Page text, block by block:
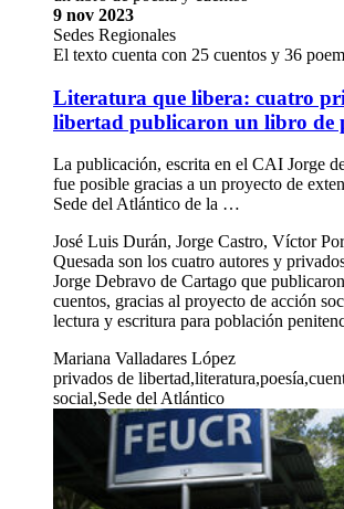
9 nov 2023
Sedes Regionales
El texto cuenta con 25 cuentos y 36
Literatura que libera: cuatro
libertad publicaron un libro de
La publicación, escrita en el CAI Jorge
fue posible gracias a un proyecto de
Sede del Atlántico de la …
José Luis Durán, Jorge Castro, Víctor
Quesada son los cuatro autores y
Jorge Debravo de Cartago que
cuentos, gracias al proyecto de acción
lectura y escritura para población
Mariana Valladares López
privados de
social,Sede del Atlántico